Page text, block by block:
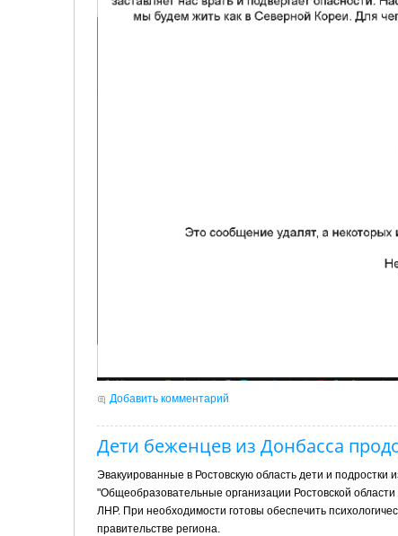
Добавить комментарий
Дети беженцев из Донбасса
Эвакуированные в Ростовскую область дети и
"Общеобразовательные организации Ростовской
ЛНР. При необходимости готовы обеспечить
правительстве региона.